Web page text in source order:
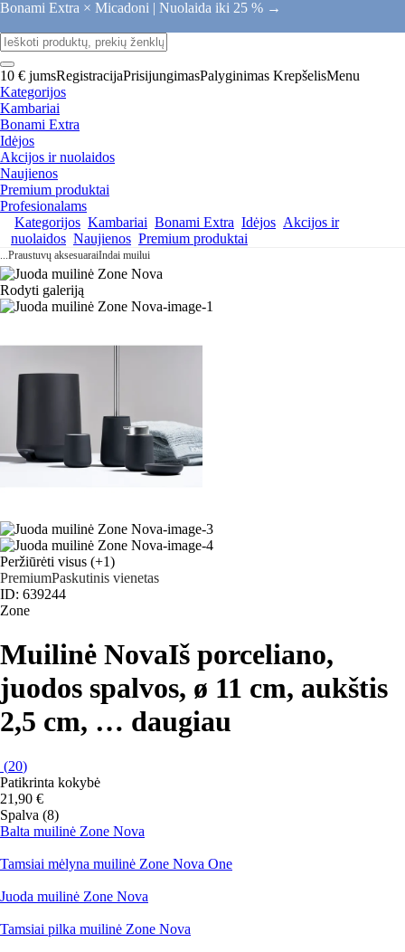
Bonami Extra × Micadoni | Nuolaida iki 25 % →
10 € jumsRegistracijaPrisijungimasPalyginimas KrepšelisMenu
Kategorijos
Kambariai
Bonami Extra
Idėjos
Akcijos ir nuolaidos
Naujienos
Premium produktai
Profesionalams
Kategorijos Kambariai Bonami Extra Idėjos Akcijos ir
nuolaidos Naujienos Premium produktai
...Praustuvų aksesuaraiIndai muilui
Rodyti galeriją
Peržiūrėti visus (+1)
PremiumPaskutinis vienetas
ID: 639244
Zone
Muilinė NovaIš porceliano,
juodos spalvos, ø 11 cm, aukštis
2,5 cm, … daugiau
(20)
Patikrinta kokybė
21,90 €
Spalva (8)
Balta muilinė Zone Nova
Tamsiai mėlyna muilinė Zone Nova One
Juoda muilinė Zone Nova
Tamsiai pilka muilinė Zone Nova